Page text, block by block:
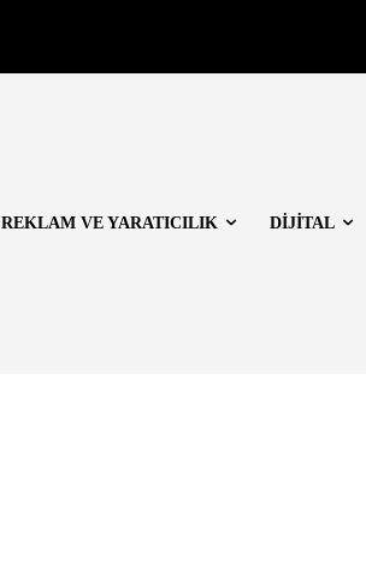
REKLAM VE YARATICILIK DİJİTAL